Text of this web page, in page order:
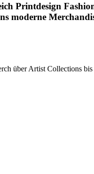
Printdesign
moderne
über Artist Collections